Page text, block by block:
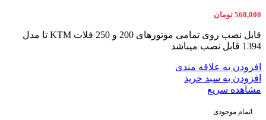
560,000 تومان
قابل نصب روی تمامی موتورهای 200 و 250 فلات KTM تا مدل
1394 قابل نصب میباشد
افزودن به علاقه مندی
افزودن به سبد خرید
مشاهده سریع
اتمام موجودی